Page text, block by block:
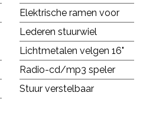
Elektrische ramen voor
Lederen stuurwiel
Lichtmetalen velgen 16"
Radio-cd/mp3 speler
Stuur verstelbaar